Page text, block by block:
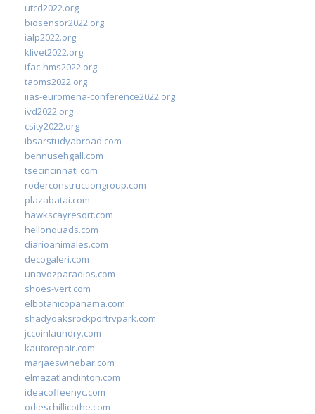
utcd2022.org
biosensor2022.org
ialp2022.org
klivet2022.org
ifac-hms2022.org
taoms2022.org
iias-euromena-conference2022.org
ivd2022.org
csity2022.org
ibsarstudyabroad.com
bennusehgall.com
tsecincinnati.com
roderconstructiongroup.com
plazabatai.com
hawkscayresort.com
hellonquads.com
diarioanimales.com
decogaleri.com
unavozparadios.com
shoes-vert.com
elbotanicopanama.com
shadyoaksrockportrvpark.com
jccoinlaundry.com
kautorepair.com
marjaeswinebar.com
elmazatlanclinton.com
ideacoffeenyc.com
odieschillicothe.com